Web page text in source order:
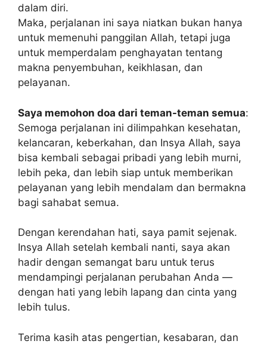
dalam diri.
Maka, perjalanan ini saya niatkan bukan hanya
untuk memenuhi panggilan Allah, tetapi juga
untuk memperdalam penghayatan tentang
makna penyembuhan, keikhlasan, dan
pelayanan.
Saya memohon doa dari teman-teman semua:
Semoga perjalanan ini dilimpahkan kesehatan,
kelancaran, keberkahan, dan Insya Allah, saya
bisa kembali sebagai pribadi yang lebih murni,
lebih peka, dan lebih siap untuk memberikan
pelayanan yang lebih mendalam dan bermakna
bagi sahabat semua.
Dengan kerendahan hati, saya pamit sejenak.
Insya Allah setelah kembali nanti, saya akan
hadir dengan semangat baru untuk terus
mendampingi perjalanan perubahan Anda —
dengan hati yang lebih lapang dan cinta yang
lebih tulus.
Terima kasih atas pengertian, kesabaran, dan